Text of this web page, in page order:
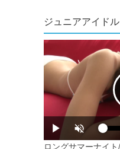
ジュニアアイドル